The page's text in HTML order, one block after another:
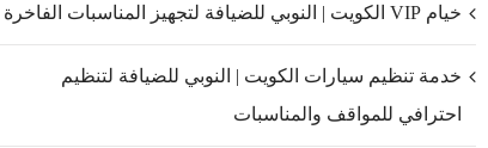
خيام VIP الكويت | النوبي للضيافة لتجهيز المناسبات الفاخرة
خدمة تنظيم سيارات الكويت | النوبي للضيافة لتنظيم
احترافي للمواقف والمناسبات